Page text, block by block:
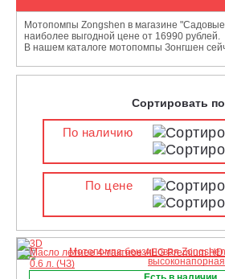
Мотопомпы Zongshen в магазине
наиболее выгодной цене от 16990 рублей.
В нашем каталоге мотопомпы Зонгшен
Сортировать
По наличию
По цене